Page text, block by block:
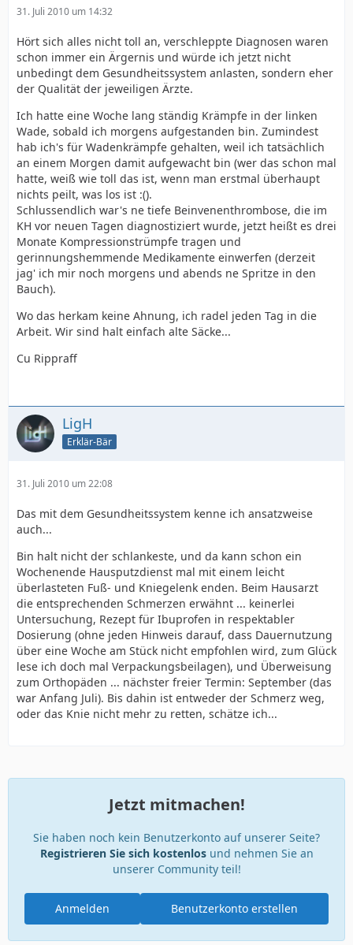
31. Juli 2010 um 14:32
Hört sich alles nicht toll an, verschleppte Diagnosen waren
schon immer ein Ärgernis und würde ich jetzt nicht
unbedingt dem Gesundheitssystem anlasten, sondern eher
der Qualität der jeweiligen Ärzte.
Ich hatte eine Woche lang ständig Krämpfe in der linken
Wade, sobald ich morgens aufgestanden bin. Zumindest
hab ich's für Wadenkrämpfe gehalten, weil ich tatsächlich
an einem Morgen damit aufgewacht bin (wer das schon mal
hatte, weiß wie toll das ist, wenn man erstmal überhaupt
nichts peilt, was los ist :().
Schlussendlich war's ne tiefe Beinvenenthrombose, die im
KH vor neuen Tagen diagnostiziert wurde, jetzt heißt es drei
Monate Kompressionstrümpfe tragen und
gerinnungshemmende Medikamente einwerfen (derzeit
jag' ich mir noch morgens und abends ne Spritze in den
Bauch).
Wo das herkam keine Ahnung, ich radel jeden Tag in die
Arbeit. Wir sind halt einfach alte Säcke...
Cu Rippraff
LigH
Erklär-Bär
31. Juli 2010 um 22:08
Das mit dem Gesundheitssystem kenne ich ansatzweise
auch...
Bin halt nicht der schlankeste, und da kann schon ein
Wochenende Hausputzdienst mal mit einem leicht
überlasteten Fuß- und Kniegelenk enden. Beim Hausarzt
die entsprechenden Schmerzen erwähnt ... keinerlei
Untersuchung, Rezept für Ibuprofen in respektabler
Dosierung (ohne jeden Hinweis darauf, dass Dauernutzung
über eine Woche am Stück nicht empfohlen wird, zum Glück
lese ich doch mal Verpackungsbeilagen), und Überweisung
zum Orthopäden ... nächster freier Termin: September (das
war Anfang Juli). Bis dahin ist entweder der Schmerz weg,
oder das Knie nicht mehr zu retten, schätze ich...
Jetzt mitmachen!
Sie haben noch kein Benutzerkonto auf unserer Seite?
Registrieren Sie sich kostenlosund nehmen Sie an
unserer Community teil!
Benutzerkonto erstellen
Anmelden